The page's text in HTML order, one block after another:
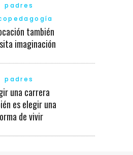
padres
también
imaginación
padres
una carrera
es elegir una
de vivir